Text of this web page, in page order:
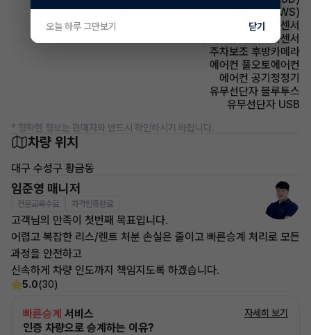
주행안전 차선이탈경보(LDWS)
주차보조 전방감지센서
주차보조 후방감지센서
주차보조 후방카메라
에어컨 풀오토에어컨
에어컨 공기청정기
유무선단자 블루투스
유무선단자 USB
* 정확한 정보는 판매자와 반드시 확인하시기 바랍니다.
차량 위치
대구 수성구 황금동
임준영 매니저
전문교육수료 자격인증완료
고객님의 만족이 첫번째 목표입니다.
어렵고 복잡한 리스/렌트 처분 손실은 줄이고 빠른승계 처리로 모든
과정을 안전하고
신속하게 차량 인도까지 책임지도록 하겠습니다.
5.0(30)
빠른승계 서비스
인증 차량으로 승계하는 이유?
자세히 보기
오늘 하루 그만보기 닫기